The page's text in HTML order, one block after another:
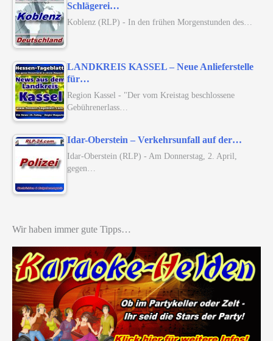
Schlägerei…
Koblenz (RLP) - In den frühen Morgenstunden des…
LANDKREIS KASSEL – Neue Anlieferstelle
für…
Region Kassel - "Der vom Kreistag beschlossene
Gebührenerlass…
Idar-Oberstein – Verkehrsunfall auf der…
Idar-Oberstein (RLP) - Am Donnerstag, 2. April,
gegen…
Wir haben immer gute Tipps…